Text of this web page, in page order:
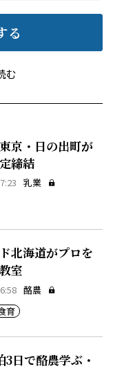
る
む
京・日の出町が
締結
乳業
北海道がプロを
室
酪農
育
3日で酪農学ぶ・